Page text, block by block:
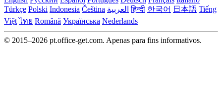
Türkçe Polski Indonesia Čeština العربية हिन्दी 한국어 日本語 Tiếng
Việt ไทย Română Українська Nederlands
© 2015–2026 pt.office-get.com. Apenas para fins informativos.